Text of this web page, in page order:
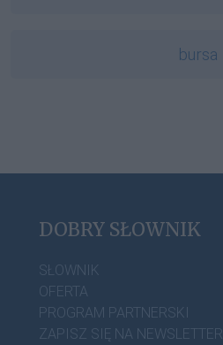
bursa
DOBRY SŁOWNIK
SŁOWNIK
OFERTA
PROGRAM PARTNERSKI
ZAPISZ SIĘ NA NEWSLETTER